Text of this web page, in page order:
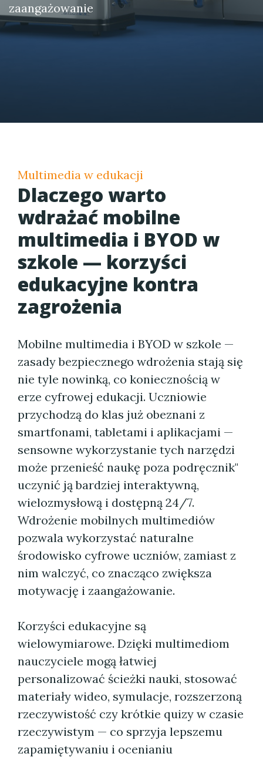
zaangażowanie
Multimedia w edukacji
Dlaczego warto
wdrażać mobilne
multimedia i BYOD w
szkole — korzyści
edukacyjne kontra
zagrożenia
Mobilne multimedia i BYOD w szkole —
zasady bezpiecznego wdrożenia stają się
nie tyle nowinką, co koniecznością w
erze cyfrowej edukacji. Uczniowie
przychodzą do klas już obeznani z
smartfonami, tabletami i aplikacjami —
sensowne wykorzystanie tych narzędzi
może przenieść naukę poza podręcznik"
uczynić ją bardziej interaktywną,
wielozmysłową i dostępną 24/7.
Wdrożenie mobilnych multimediów
pozwala wykorzystać naturalne
środowisko cyfrowe uczniów, zamiast z
nim walczyć, co znacząco zwiększa
motywację i zaangażowanie.
Korzyści edukacyjne są
wielowymiarowe. Dzięki multimediom
nauczyciele mogą łatwiej
personalizować ścieżki nauki, stosować
materiały wideo, symulacje, rozszerzoną
rzeczywistość czy krótkie quizy w czasie
rzeczywistym — co sprzyja lepszemu
zapamiętywaniu i ocenianiu